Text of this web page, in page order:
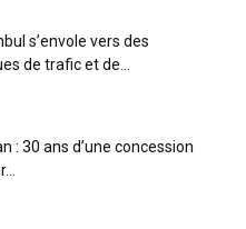
s’envole vers des
de trafic et de...
: 30 ans d’une concession